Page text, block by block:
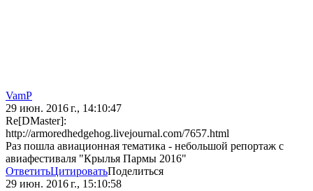
VamP
29 июн. 2016 г., 14:10:47
Re[DMaster]:
http://armoredhedgehog.livejournal.com/7657.html
Раз пошла авиационная тематика - небольшой репортаж с
авиафестиваля "Крылья Пармы 2016"
ОтветитьЦитироватьПоделиться
29 июн. 2016 г., 15:10:58